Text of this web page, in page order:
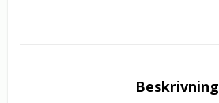
Beskrivning